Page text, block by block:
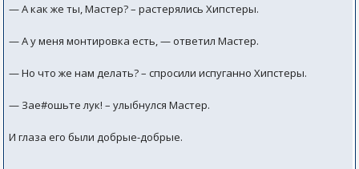
— А как же ты, Мастер? – растерялись Хипстеры.
— А у меня монтировка есть, — ответил Мастер.
— Но что же нам делать? – спросили испуганно Хипстеры.
— Зае#ошьте лук! – улыбнулся Мастер.
И глаза его были добрые-добрые.